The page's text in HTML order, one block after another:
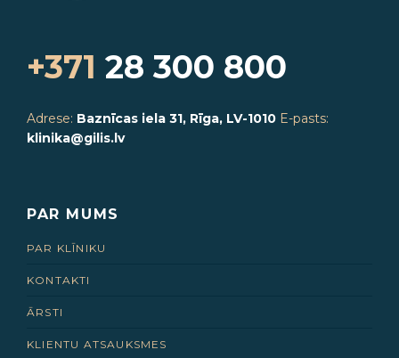
+371 28 300 800
Adrese: Baznīcas iela 31, Rīga, LV-1010 E-pasts:
klinika@gilis.lv
PAR MUMS
PAR KLĪNIKU
KONTAKTI
ĀRSTI
KLIENTU ATSAUKSMES